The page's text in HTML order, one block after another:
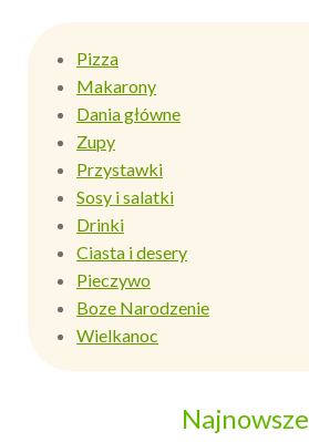
Pizza
Makarony
Dania główne
Zupy
Przystawki
Sosy i salatki
Drinki
Ciasta i desery
Pieczywo
Boze Narodzenie
Wielkanoc
Najnowsze